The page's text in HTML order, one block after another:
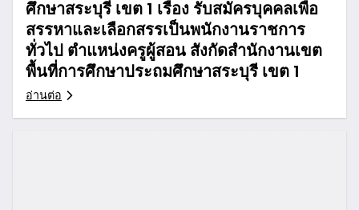
ศึกษาสระบุรี เขต 1 เรื่อง รับสมัครบุคคลเพื่อ
สรรหาและเลือกสรรเป็นพนักงานราชการ
ทั่วไป ตำแหน่งครูผู้สอน สังกัดสำนักงานเขต
พื้นที่การศึกษาประถมศึกษาสระบุรี เขต 1
อ่านต่อ